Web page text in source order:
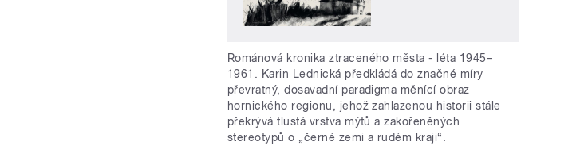
Románová kronika ztraceného města - léta 1945–
1961. Karin Lednická předkládá do značné míry
převratný, dosavadní paradigma měnící obraz
hornického regionu, jehož zahlazenou historii stále
překrývá tlustá vrstva mýtů a zakořeněných
stereotypů o „černé zemi a rudém kraji“.